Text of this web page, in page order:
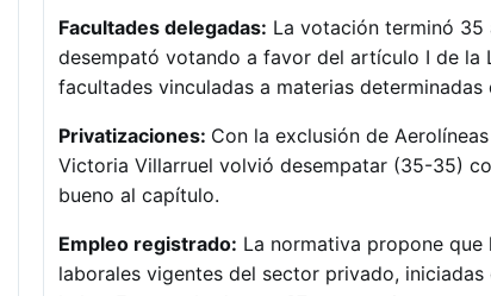
Facultades delegadas: La votación terminó 35
desempató votando a favor del artículo I de la
facultades vinculadas a materias
Privatizaciones: Con la exclusión de
Victoria Villarruel volvió desempatar (35-35)
bueno al capítulo.
Empleo registrado: La normativa propone
laborales vigentes del sector privado,